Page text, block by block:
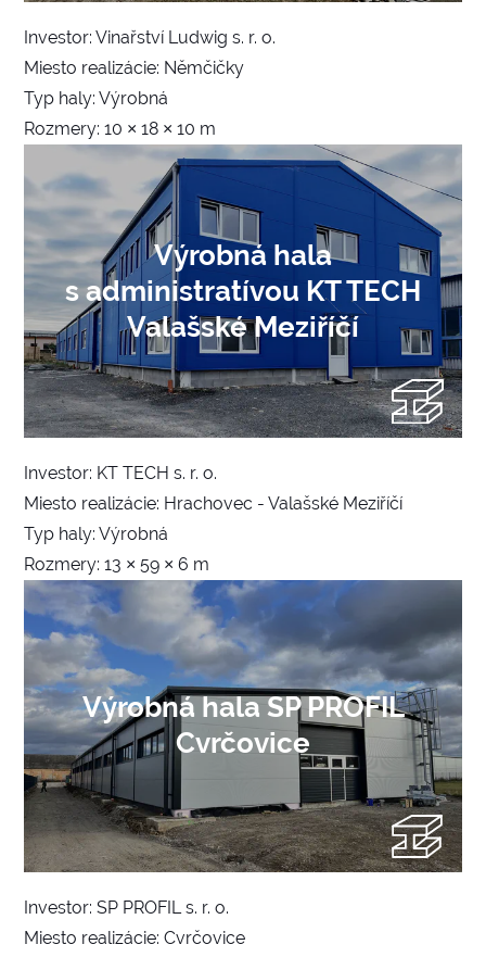
Investor: Vinařství Ludwig s. r. o.
Miesto realizácie: Němčičky
Typ haly: Výrobná
Rozmery: 10 × 18 × 10 m
Výrobná hala
s administratívou KT TECH
Valašské Meziříčí
Investor: KT TECH s. r. o.
Miesto realizácie: Hrachovec - Valašské Meziříčí
Typ haly: Výrobná
Rozmery: 13 × 59 × 6 m
Výrobná hala SP PROFIL
Cvrčovice
Investor: SP PROFIL s. r. o.
Miesto realizácie: Cvrčovice